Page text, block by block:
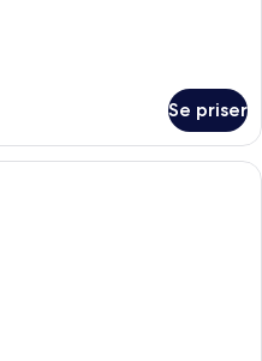
Se priser
Ett hotellrum med en stor säng, en